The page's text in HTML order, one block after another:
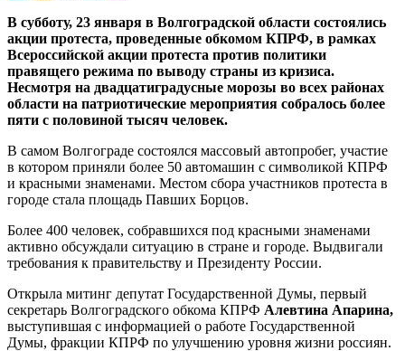
В субботу, 23 января в Волгоградской области состоялись
акции протеста, проведенные обкомом КПРФ, в рамках
Всероссийской акции протеста против политики
правящего режима по выводу страны из кризиса.
Несмотря на двадцатиградусные морозы во всех районах
области на патриотические мероприятия собралось более
пяти с половиной тысяч человек.
В самом Волгограде состоялся массовый автопробег, участие
в котором приняли более 50 автомашин с символикой КПРФ
и красными знаменами. Местом сбора участников протеста в
городе стала площадь Павших Борцов.
Более 400 человек, собравшихся под красными знаменами
активно обсуждали ситуацию в стране и городе. Выдвигали
требования к правительству и Президенту России.
Открыла митинг депутат Государственной Думы, первый
секретарь Волгоградского обкома КПРФ Алевтина Апарина,
выступившая с информацией о работе Государственной
Думы, фракции КПРФ по улучшению уровня жизни россиян.